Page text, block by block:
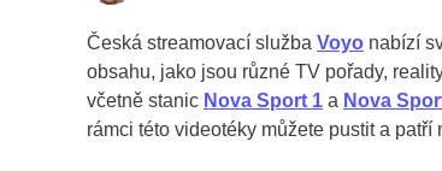
Česká streamovací služba Voyo nabízí
obsahu, jako jsou různé TV pořady,
včetně stanic Nova Sport 1 a Nova
rámci této videotéky můžete pustit a